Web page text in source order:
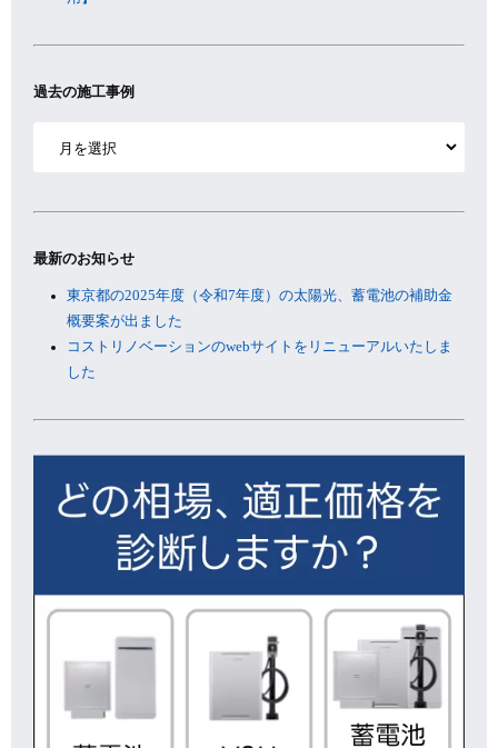
過去の施工事例
最新のお知らせ
東京都の2025年度（令和7年度）の太陽光、蓄電池の補助金
概要案が出ました
コストリノベーションのwebサイトをリニューアルいたしま
した